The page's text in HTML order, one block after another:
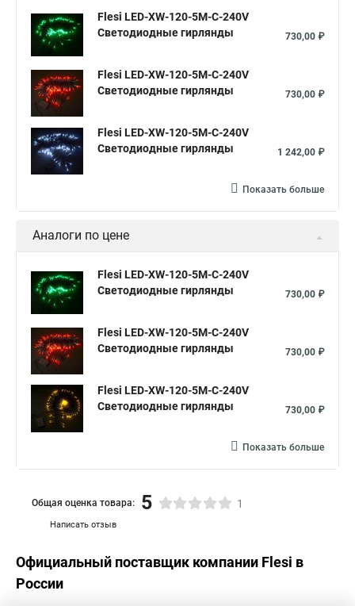
Flesi LED-XW-120-5M-C-240V
Светодиодные гирлянды
730,00 ₽
Flesi LED-XW-120-5M-C-240V
Светодиодные гирлянды
730,00 ₽
Flesi LED-XW-120-5M-C-240V
Светодиодные гирлянды
1 242,00 ₽
Показать больше
Аналоги по цене
Flesi LED-XW-120-5M-C-240V
Светодиодные гирлянды
730,00 ₽
Flesi LED-XW-120-5M-C-240V
Светодиодные гирлянды
730,00 ₽
Flesi LED-XW-120-5M-C-240V
Светодиодные гирлянды
730,00 ₽
Показать больше
Написать отзыв
Общая оценка товара: 5 1
Официальный поставщик компании Flesi в
России